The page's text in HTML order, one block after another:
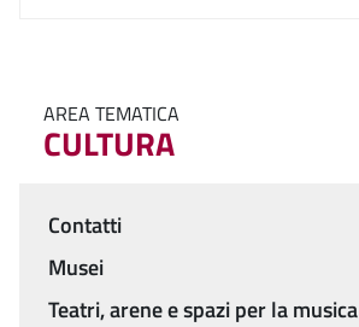
AREA TEMATICA
CULTURA
Menu
Contatti
Musei
Teatri, arene e spazi per la musica